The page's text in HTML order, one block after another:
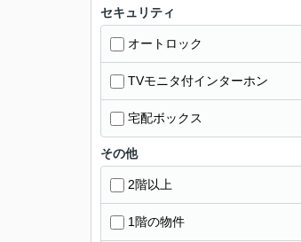
セキュリティ
オートロック
TVモニタ付インターホン
宅配ボックス
その他
2階以上
1階の物件